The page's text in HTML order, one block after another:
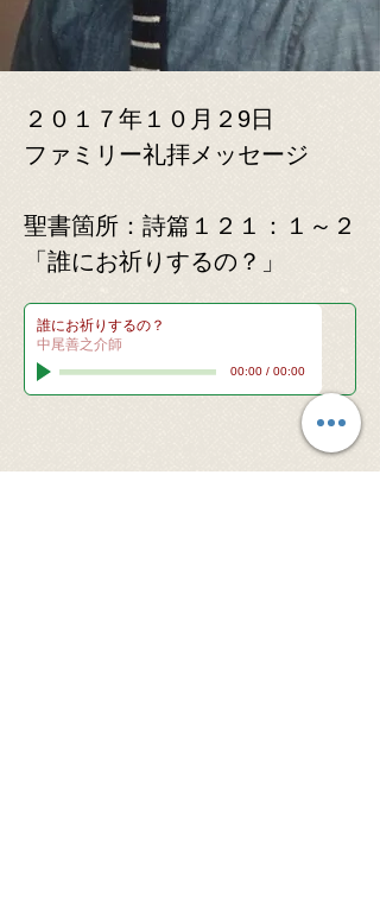
２０１７年１０月２9日
​ファミリー礼拝メッセージ
​聖書箇所：詩篇１２１：１～２
「誰にお祈りするの？ 」
誰にお祈りするの？
中尾善之介師
00:00/ 00:00